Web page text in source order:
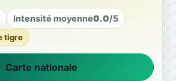
Intensité moyenne0.0/5
tigre
Carte nationale